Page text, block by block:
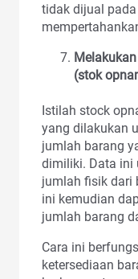
tidak dijual
(stok
Istilah stock
yang dilakukan
jumlah barang
dimiliki. Data ini
jumlah fisik dari
ini kemudian
jumlah barang
Cara ini
ketersediaan